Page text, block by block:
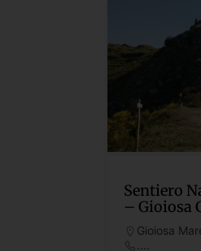
Sentiero
– Gioiosa
Gioiosa